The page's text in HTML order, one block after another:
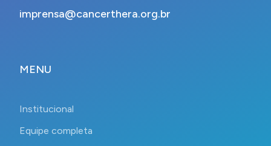
imprensa@cancerthera.org.br
MENU
Institucional
Equipe completa